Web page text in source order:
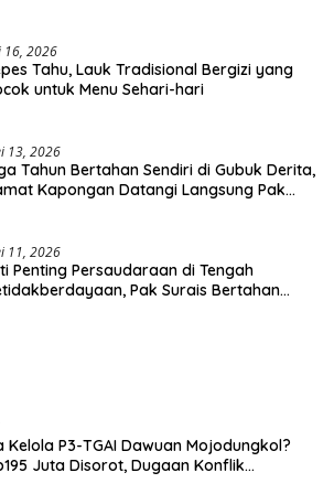
16, 2026
Tahu, Lauk Tradisional Bergizi yang
untuk Menu Sehari-hari
13, 2026
Tahun Bertahan Sendiri di Gubuk Derita,
Kapongan Datangi Langsung Pak
11, 2026
Penting Persaudaraan di Tengah
Pak Surais Bertahan
Kelola P3-TGAI Dawuan Mojodungkol?
Juta Disorot, Dugaan Konflik